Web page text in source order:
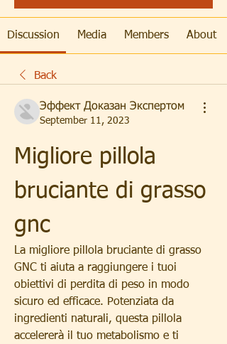
Discussion Media Members About
Back
Эффект Доказан Экспертом
September 11, 2023
Migliore pillola
bruciante di grasso
gnc
La migliore pillola bruciante di grasso
GNC ti aiuta a raggiungere i tuoi
obiettivi di perdita di peso in modo
sicuro ed efficace. Potenziata da
ingredienti naturali, questa pillola
accelererà il tuo metabolismo e ti